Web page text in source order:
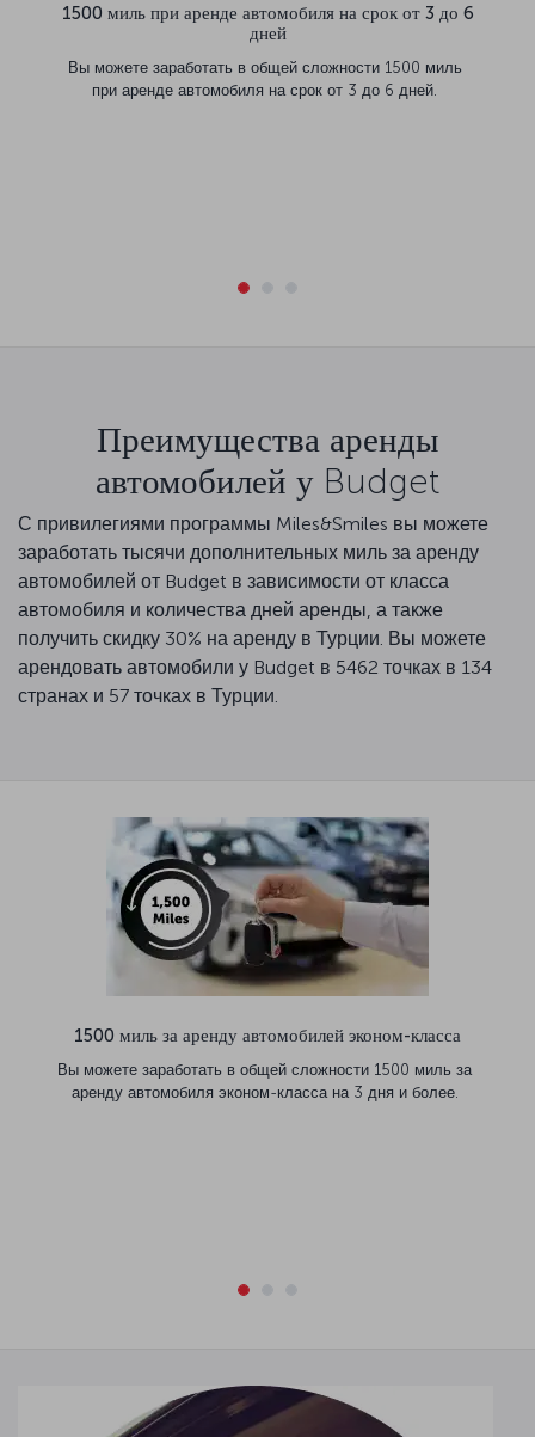
1500 миль при аренде автомобиля на срок от 3 до 6
дней
Вы можете заработать в общей сложности 1500 миль
при аренде автомобиля на срок от 3 до 6 дней.
Преимущества аренды
автомобилей у Budget
С привилегиями программы Miles&Smiles вы можете
заработать тысячи дополнительных миль за аренду
автомобилей от Budget в зависимости от класса
автомобиля и количества дней аренды, а также
получить скидку 30% на аренду в Турции. Вы можете
арендовать автомобили у Budget в 5462 точках в 134
странах и 57 точках в Турции.
1500 миль за аренду автомобилей эконом-класса
Вы можете заработать в общей сложности 1500 миль за
аренду автомобиля эконом-класса на 3 дня и более.